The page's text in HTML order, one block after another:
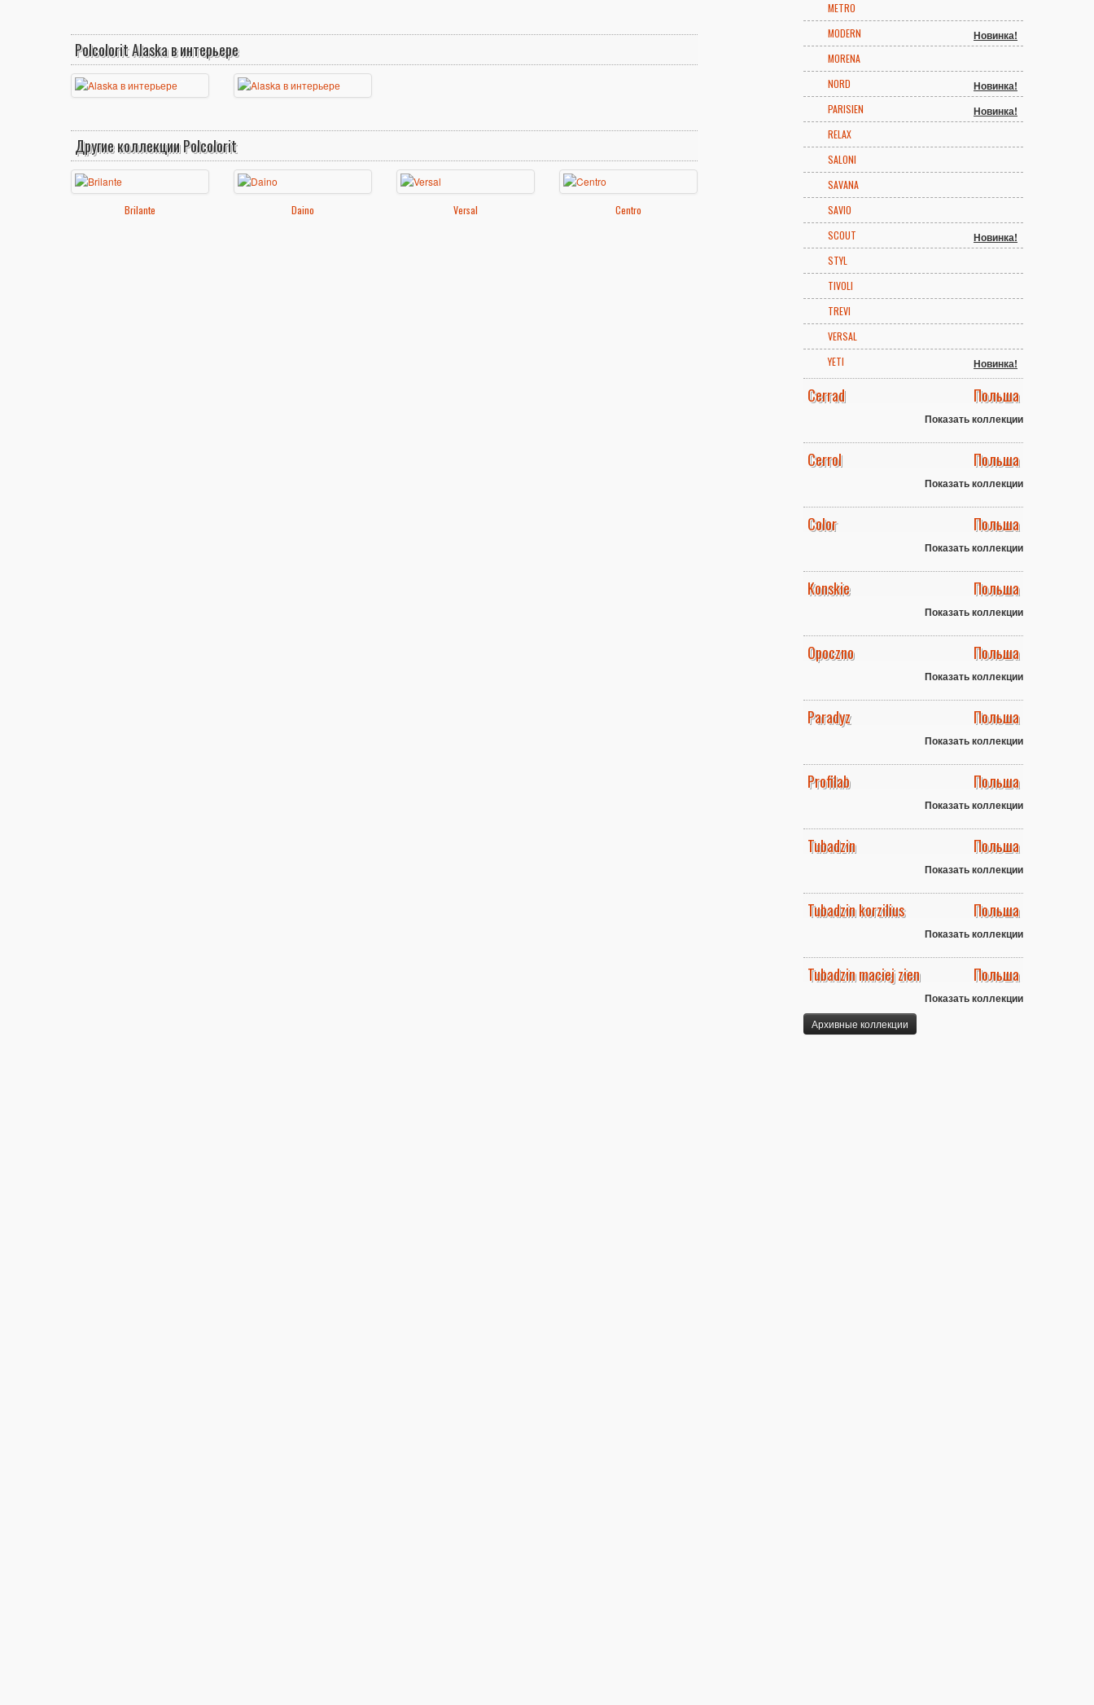
Polcolorit Alaska в интерьере
Другие коллекции Polcolorit
Brilante Daino Versal Centro
METRO
MODERN
Новинка!
MORENA
NORD
Новинка!
PARISIEN Новинка!
RELAX
SALONI
SAVANA
SAVIO
SCOUT
Новинка!
STYL
TIVOLI
TREVI
VERSAL
YETI
Новинка!
Cerrad Польша
Показать коллекции
Cerrol Польша
Показать коллекции
Color Польша
Показать коллекции
Konskie Польша
Показать коллекции
Opoczno Польша
Показать коллекции
Paradyz Польша
Показать коллекции
Profilab Польша
Показать коллекции
Tubadzin Польша
Показать коллекции
Tubadzin korzilius Польша
Показать коллекции
Tubadzin maciej zien Польша
Показать коллекции
Архивные коллекции